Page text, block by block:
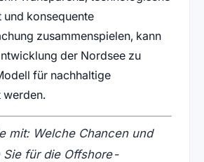
konsequente
zusammenspielen, kann
der Nordsee zu
für nachhaltige
werden.
mit: Welche Chancen und
Sie für die Offshore-